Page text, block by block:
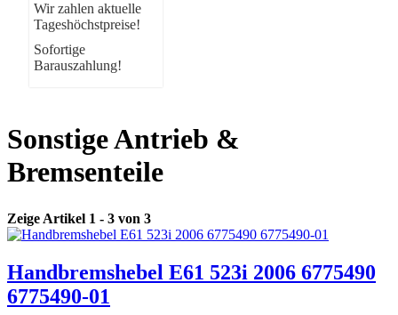
Wir zahlen aktuelle
Tageshöchstpreise!
Sofortige
Barauszahlung!
Sonstige Antrieb &
Bremsenteile
Zeige Artikel 1 - 3 von 3
Handbremshebel E61 523i 2006 6775490
6775490-01